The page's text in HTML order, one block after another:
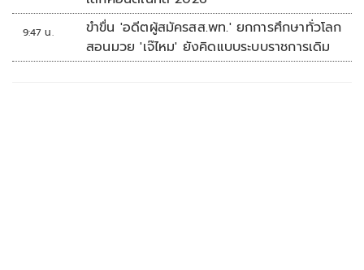
9:47 น.
ขำขื่น 'อดีตผู้สมัครสส.พท.' ยกการศึกษาทั่วโลก
สอนมวย 'เจ๊ไหม' ยังคิดแบบระบบราชการเดิม